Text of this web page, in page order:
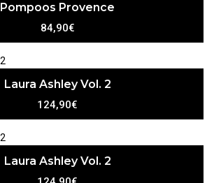
Pompoos Provence
84,90€
Laura Ashley Vol. 2
124,90€
Laura Ashley Vol. 2